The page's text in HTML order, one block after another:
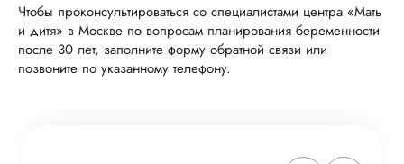
Чтобы проконсультироваться со специалистами центра «Мать
и дитя» в Москве по вопросам планирования беременности
после 30 лет, заполните форму обратной связи или
позвоните по указанному телефону.